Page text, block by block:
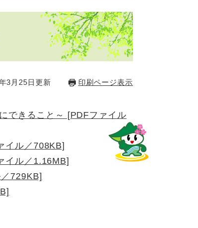
3月25日更新 印刷ページ表示
できること～ [PDFファイル
イル／708KB]
イル／1.16MB]
729KB]